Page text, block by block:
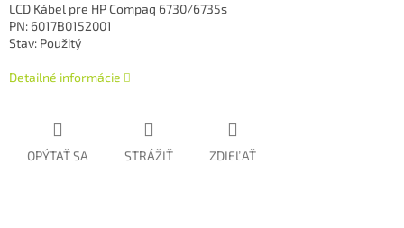
LCD Kábel pre HP Compaq 6730/6735s
PN: 6017B0152001
Stav: Použitý
Detailné informácie
OPÝTAŤ SA STRÁŽIŤ ZDIEĽAŤ